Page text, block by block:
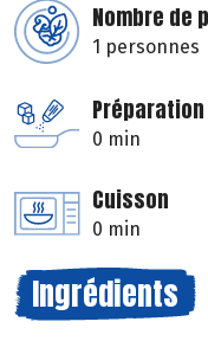
Nombre de
1 personnes
Préparation
0 min
Cuisson
0 min
Ingrédients